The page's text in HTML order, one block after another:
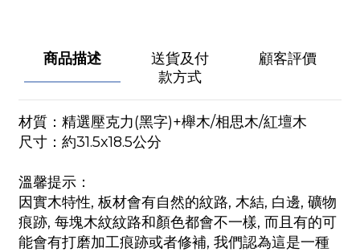
商品描述
送貨及付
款方式
顧客評價
材質：精選壓克力(黑字)+櫸木/相思木/紅壇木
尺寸：約31.5x18.5公分
溫馨提示：
因實木特性, 板材會有自然的紋路, 木結, 白邊, 礦物
痕跡, 每塊木紋紋路和顏色都會不一樣, 而且有的可
能會有打磨加工痕跡或者修補, 我們認為這是一種